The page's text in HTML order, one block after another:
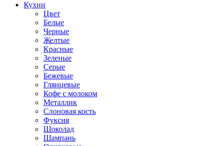
Кухни
Цвет
Белые
Черные
Желтые
Красные
Зеленые
Серые
Бежевые
Глянцевые
Кофе с молоком
Металлик
Слоновая кость
Фуксия
Шоколад
Шампань